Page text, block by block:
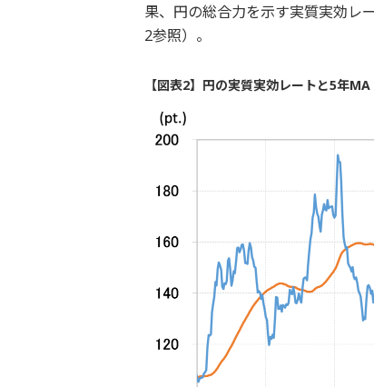
果、円の総合力を示す実質実効レ
2参照）。
【図表2】円の実質実効レートと5年MA